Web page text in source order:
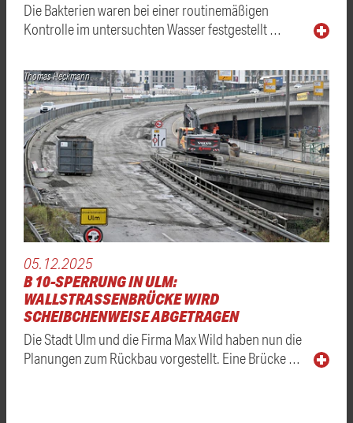
Die Bakterien waren bei einer routinemäßigen
Kontrolle im untersuchten Wasser festgestellt …
Thomas Heckmann
05.12.2025
B 10-SPERRUNG IN ULM:
WALLSTRASSENBRÜCKE WIRD S
CHEIBCHENWEISE ABGETRAGEN
Die Stadt Ulm und die Firma Max Wild haben nun die
Planungen zum Rückbau vorgestellt. Eine Brücke …